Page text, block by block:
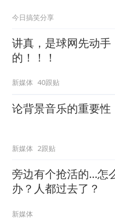
今日搞笑分享
讲真，是球网先动手
的！！！
新媒体 40跟贴
论背景音乐的重要性
新媒体 2跟贴
旁边有个抢活的…怎
办？人都过去了？
新媒体